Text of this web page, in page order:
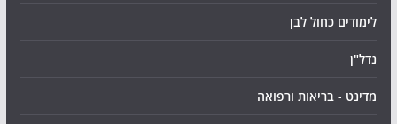
לימודים כחול לבן
נדל"ן
מדינט - בריאות ורפואה